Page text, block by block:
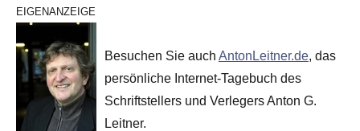
EIGENANZEIGE
Besuchen Sie auch AntonLeitner.de, das
persönliche Internet-Tagebuch des
Schriftstellers und Verlegers Anton G.
Leitner.